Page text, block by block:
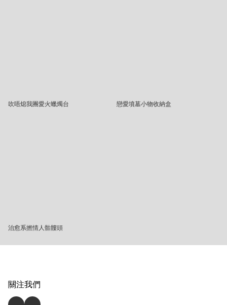
吹唔熄我團愛火蠟燭台 戀愛墳墓小物收納盒
治愈系撚情人骷髏頭
關注我們